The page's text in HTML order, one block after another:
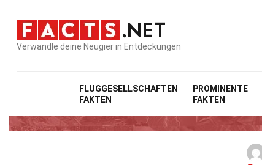
Verwandle deine Neugier in Entdeckungen
FLUGGESELLSCHAFTEN
FAKTEN
PROMINENTE
FAKTEN